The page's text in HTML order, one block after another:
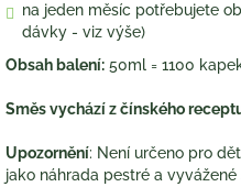
na jeden měsíc potřebujete
dávky - viz výše)
Obsah balení: 50ml = 1100
Směs vychází z čínského
Upozornění: Není určeno pro
jako náhrada pestré a